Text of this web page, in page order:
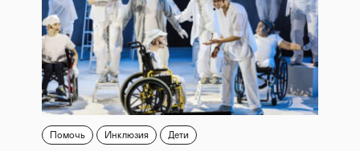
Помочь Инклюзия Дети